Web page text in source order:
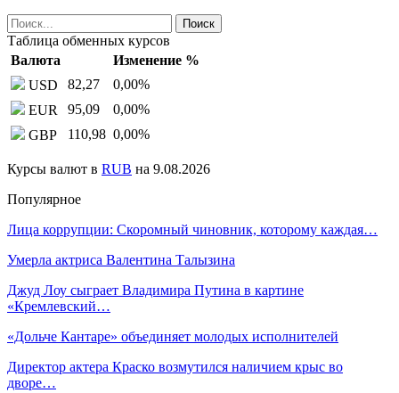
Таблица обменных курсов
Валюта
Изменение %
USD
82,27 0,00%
EUR
95,09 0,00%
GBP
110,98 0,00%
Курсы валют в RUB на 9.08.2026
Популярное
Лица коррупции: Скоромный чиновник, которому каждая…
Умерла актриса Валентина Талызина
Джуд Лоу сыграет Владимира Путина в картине
«Кремлевский…
«Дольче Кантаре» объединяет молодых исполнителей
Директор актера Краско возмутился наличием крыс во
дворе…